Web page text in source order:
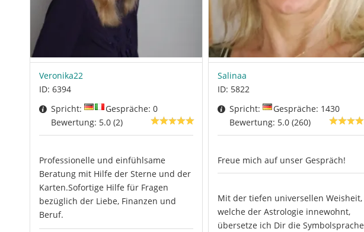
Veronika22
ID: 6394
Spricht:
Gespräche: 0
Bewertung: 5.0 (2)
Professionelle und einfühlsame
Beratung mit Hilfe der Sterne und der
Karten.Sofortige Hilfe für Fragen
bezüglich der Liebe, Finanzen und
Beruf.
Salinaa
ID: 5822
Spricht:
Gespräche: 1430
Bewertung: 5.0 (260)
Freue mich auf unser Gespräch!
Mit der tiefen universellen Weisheit,
welche der Astrologie innewohnt,
übersetze ich Dir die Symbolsprache